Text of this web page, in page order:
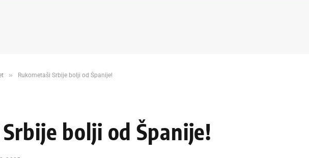
» Rukometaši Srbije bolji od Španije!
bolji od Španije!